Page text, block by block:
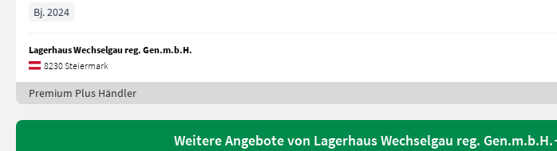
Bj. 2024
Lagerhaus Wechselgau reg. Gen.m.b.H.
8230 Steiermark
Premium Plus Händler
Weitere Angebote von Lagerhaus Wechselgau reg. Gen.m.b.H.